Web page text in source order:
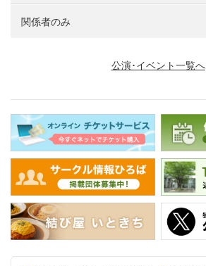
関係者のみ
公演･イベント一覧へ